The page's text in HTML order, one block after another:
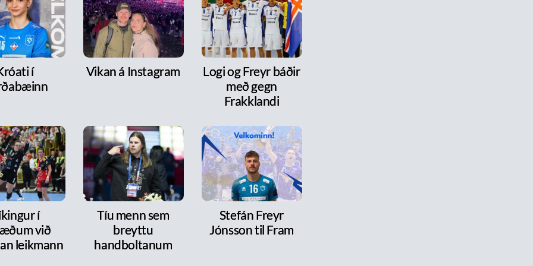
í
Vikan á Instagram
Logi og Freyr báðir
með gegn
Frakklandi
í
við
leikmann
Tíu menn sem
breyttu
handboltanum
Stefán Freyr
Jónsson til Fram